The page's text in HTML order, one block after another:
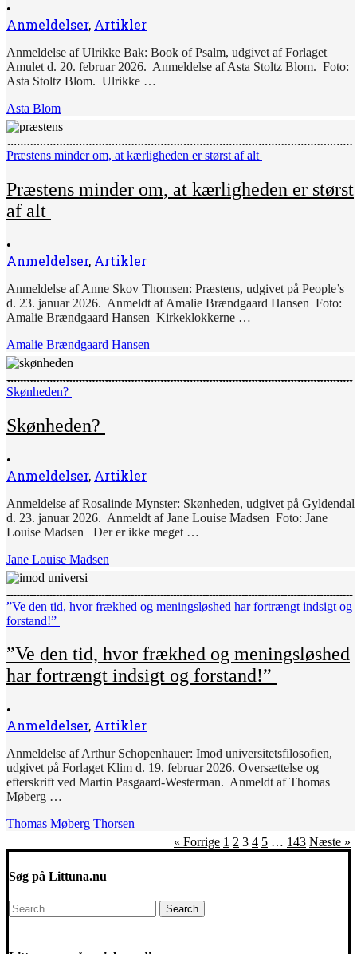
•
Anmeldelser, Artikler
Anmeldelse af Ulrikke Bak: Book of Psalm, udgivet af Forlaget
Amulet d. 20. februar 2026. Anmeldelse af Asta Stoltz Blom. Foto:
Asta Stoltz Blom. Ulrikke …
Asta Blom
Præstens minder om, at kærligheden er størst af alt
Præstens minder om, at kærligheden er størst
af alt
•
Anmeldelser, Artikler
Anmeldelse af Anne Skov Thomsen: Præstens, udgivet på People’s
d. 23. januar 2026. Anmeldt af Amalie Brændgaard Hansen Foto:
Amalie Brændgaard Hansen Kirkeklokkerne …
Amalie Brændgaard Hansen
Skønheden?
Skønheden?
•
Anmeldelser, Artikler
Anmeldelse af Rosalinde Mynster: Skønheden, udgivet på Gyldendal
d. 23. januar 2026. Anmeldt af Jane Louise Madsen Foto: Jane
Louise Madsen Der er ikke meget …
Jane Louise Madsen
”Ve den tid, hvor frækhed og meningsløshed har fortrængt indsigt og
forstand!”
”Ve den tid, hvor frækhed og meningsløshed
har fortrængt indsigt og forstand!”
•
Anmeldelser, Artikler
Anmeldelse af Arthur Schopenhauer: Imod universitetsfilosofien,
udgivet på Forlaget Klim d. 19. februar 2026. Oversættelse og
efterskrift ved Martin Pasgaard-Westerman. Anmeldt af Thomas
Møberg …
Thomas Møberg Thorsen
« Forrige 1 2 3 4 5 … 143 Næste »
Søg på Littuna.nu